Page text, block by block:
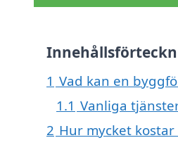
1 Vad kan en
1.1 Vanliga
2 Hur mycket